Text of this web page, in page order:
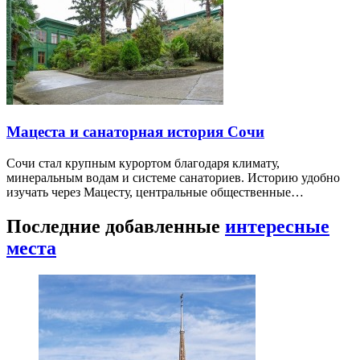
Мацеста и санаторная история Сочи
Сочи стал крупным курортом благодаря климату,
минеральным водам и системе санаториев. Историю удобно
изучать через Мацесту, центральные общественные…
Последние добавленные интересные
места